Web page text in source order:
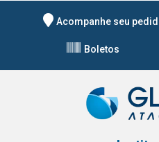
Acompanhe seu
Boletos